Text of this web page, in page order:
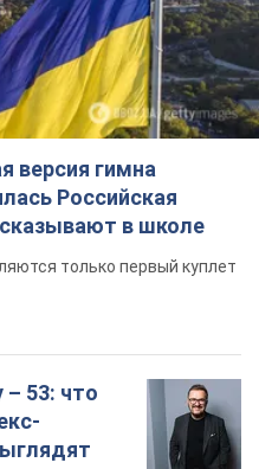
версия гимна
Российская
в школе
только первый куплет
53: что